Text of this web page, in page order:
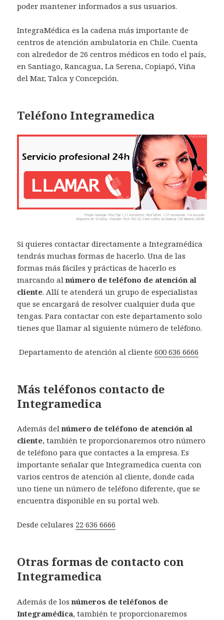
poder mantener informados a sus usuarios.
IntegraMédica es la cadena más importante de
centros de atención ambulatoria en Chile. Cuenta
con alrededor de 26 centros médicos en todo el país,
en Santiago, Rancagua, La Serena, Copiapó, Viña
del Mar, Talca y Concepción.
Teléfono Integramedica
Si quieres contactar directamente a Integramédica
tendrás muchas formas de hacerlo. Una de las
formas más fáciles y prácticas de hacerlo es
marcando alnúmero de teléfono de atención al
cliente. Allí te atenderá un grupo de especialistas
que se encargará de resolver cualquier duda que
tengas. Para contactar con este departamento solo
tienes que llamar al siguiente número de teléfono.
Departamento de atención al cliente600 636 6666
Más teléfonos contacto de
Integramedica
Además delnúmero de teléfono de atención al
cliente, también te proporcionaremos otro número
de teléfono para que contactes a la empresa. Es
importante señalar que Integramedica cuenta con
varios centros de atención al cliente, donde cada
uno tiene un número de teléfono diferente, que se
encuentra disponible en su portal web.
Desde celulares 22 636 6666
Otras formas de contacto con
Integramedica
Además de losnúmeros de teléfonos de
Integramédica, también te proporcionaremos